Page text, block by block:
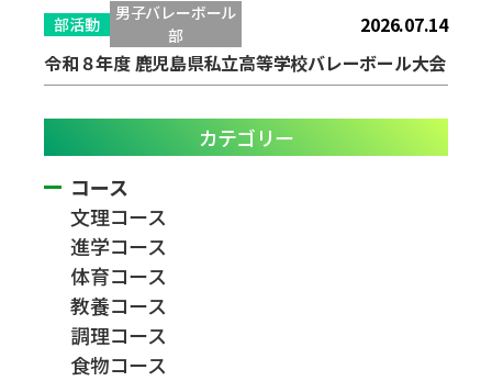
部活動
男子バレーボール
部
2026.07.14
令和８年度 鹿児島県私立高等学校バレーボール大会
カテゴリー
コース
文理コース
進学コース
体育コース
教養コース
調理コース
食物コース